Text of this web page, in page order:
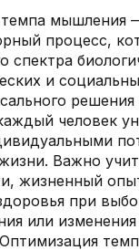
мышления
процесс,
спектра
и
решения
человек
Важно
жизненный
при
или